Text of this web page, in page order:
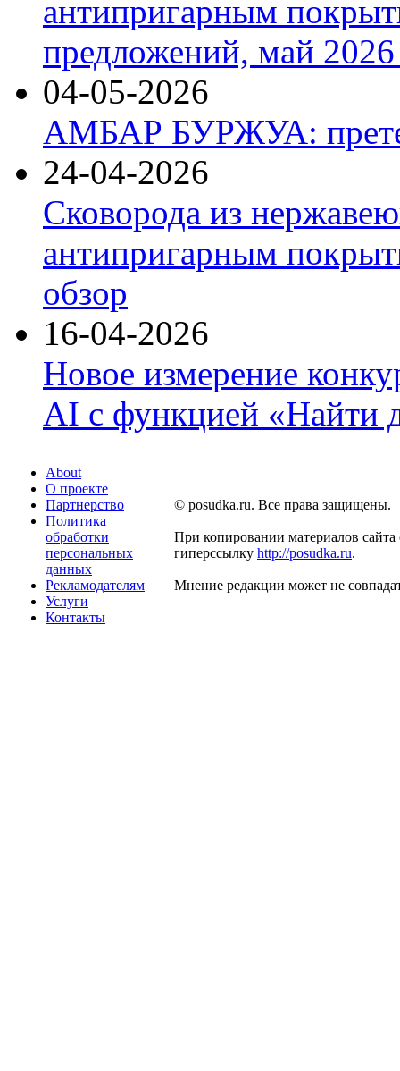
антипригарным
предложений, май 2026
04-05-2026
АМБАР БУРЖУА:
24-04-2026
Сковорода из
антипригарным
обзор
16-04-2026
Новое измерение
AI с функцией «Найти
About
О проекте
Партнерство
Политика
обработки
персональных
данных
Рекламодателям
Услуги
Контакты
© posudka.ru. Все права защищены.
При копировании материалов сайта
гиперссылку http://posudka.ru.
Мнение редакции может не